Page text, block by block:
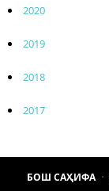
2020
2019
2018
2017
БОШ САҲИФА